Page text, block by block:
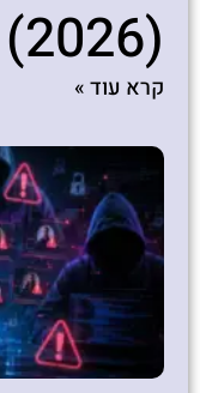
(2026)
קרא עוד »